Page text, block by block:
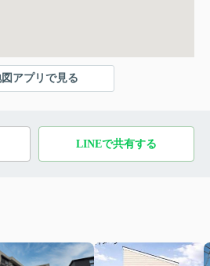
アプリで見る
LINEで共有する